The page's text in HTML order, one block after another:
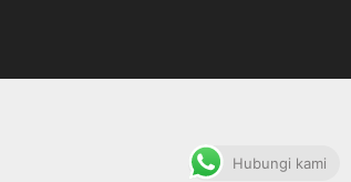
Hubungi kami